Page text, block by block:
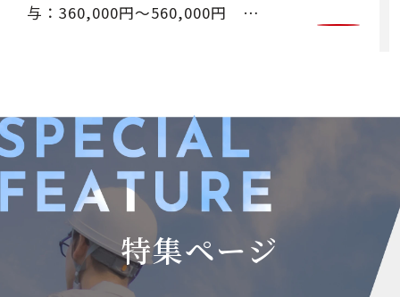
与：360,000円〜560,000円 土
与：360,000円〜560,000円 土
木工事の設計業務、資料作成業務
官公庁発注 施工管理業務
勤務地：福井県越前市 給与：
410,000円〜610,000円 国土交
通省、地方自治体より発注される
工事の施工管理業務、設計 ・積
官公庁発注 設計業務
特集ページ